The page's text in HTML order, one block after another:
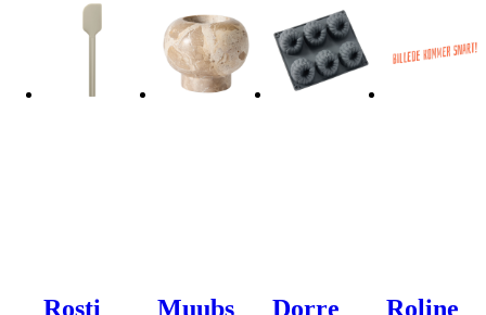
Rosti
Muubs
Dorre
Roline